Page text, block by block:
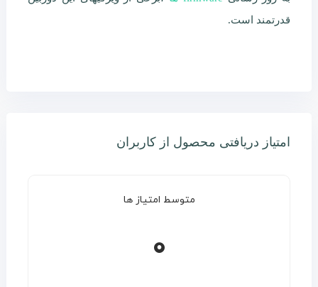
قدرتمند است.
امتیاز دریافتی محصول از کاربران
متوسط امتیاز ها
0